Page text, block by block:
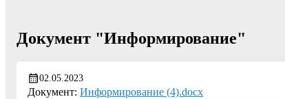
Документ "Информирование"
02.05.2023
Документ: Информирование (4).docx